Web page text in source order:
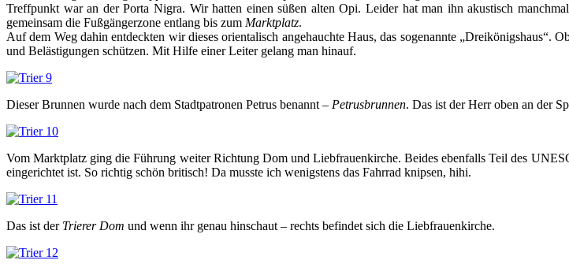
Treffpunkt war an der Porta Nigra. Wir hatten einen süßen alten Opi. Leider hat man ihn akustisch
gemeinsam die Fußgängerzone entlang bis zum Marktplatz.
Auf dem Weg dahin entdeckten wir dieses orientalisch angehauchte Haus, das sogenannte „Dreikönigshaus“.
und Belästigungen schützen. Mit Hilfe einer Leiter gelang man hinauf.
Dieser Brunnen wurde nach dem Stadtpatronen Petrus benannt – Petrusbrunnen. Das ist der Herr oben an der
Vom Marktplatz ging die Führung weiter Richtung Dom und Liebfrauenkirche. Beides ebenfalls Teil des
eingerichtet ist. So richtig schön britisch! Da musste ich wenigstens das Fahrrad knipsen, hihi.
Das ist der Trierer Dom und wenn ihr genau hinschaut – rechts befindet sich die Liebfrauenkirche.